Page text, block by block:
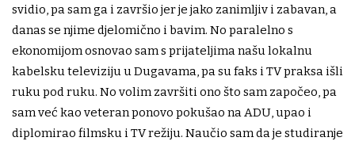
svidio, pa sam ga i završio jer je jako zanimljiv i zabavan, a
danas se njime djelomično i bavim. No paralelno s
ekonomijom osnovao sam s prijateljima našu lokalnu
kabelsku televiziju u Dugavama, pa su faks i TV praksa išli
ruku pod ruku. No volim završiti ono što sam započeo, pa
sam već kao veteran ponovo pokušao na ADU, upao i
diplomirao filmsku i TV režiju. Naučio sam da je studiranje